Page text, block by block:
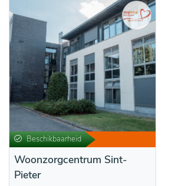
Beschikbaarheid
Woonzorgcentrum Sint-
Pieter